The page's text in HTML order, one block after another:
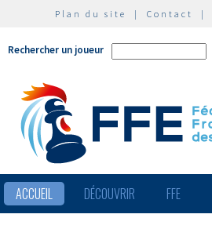
Plan du site | Contact |
Rechercher un joueur
ACCUEIL DÉCOUVRIR FFE